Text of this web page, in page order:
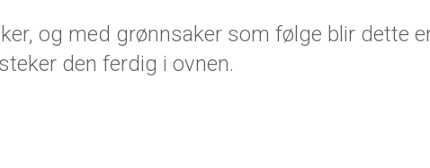
og med grønnsaker som følge blir dette
den ferdig i ovnen.